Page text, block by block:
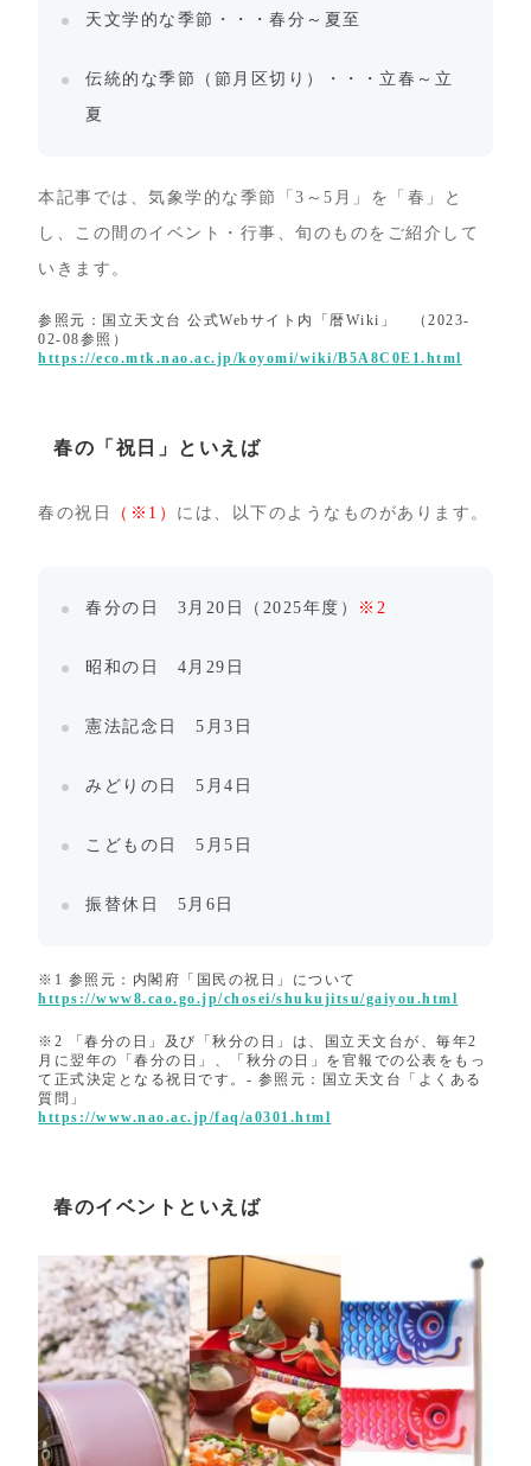
天文学的な季節・・・春分～夏至
伝統的な季節（節月区切り）・・・立春～立
夏
本記事では、気象学的な季節「3～5月」を「春」と
し、この間のイベント・行事、旬のものをご紹介して
いきます。
参照元：国立天文台 公式Webサイト内「暦Wiki」 （2023-
02-08参照）
https://eco.mtk.nao.ac.jp/koyomi/wiki/B5A8C0E1.html
春の「祝日」といえば
春の祝日 （※1） には、以下のようなものがあります。
春分の日 3月20日（2025年度） ※2
昭和の日 4月29日
憲法記念日 5月3日
みどりの日 5月4日
こどもの日 5月5日
振替休日 5月6日
※1 参照元：内閣府「国民の祝日」について
https://www8.cao.go.jp/chosei/shukujitsu/gaiyou.html
※2 「春分の日」及び「秋分の日」は、国立天文台が、毎年2
月に翌年の「春分の日」、「秋分の日」を官報での公表をもっ
て正式決定となる祝日です。- 参照元：国立天文台「よくある
質問」
https://www.nao.ac.jp/faq/a0301.html
春のイベントといえば